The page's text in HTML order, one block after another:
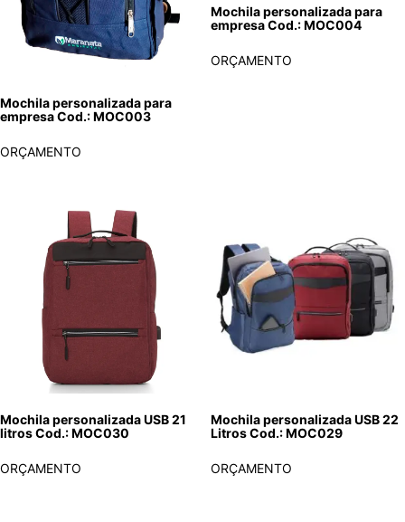
Mochila personalizada para
empresa Cod.: MOC003
ORÇAMENTO
Mochila personalizada para
empresa Cod.: MOC004
ORÇAMENTO
Mochila personalizada USB 21
litros Cod.: MOC030
ORÇAMENTO
Mochila personalizada USB 22
Litros Cod.: MOC029
ORÇAMENTO